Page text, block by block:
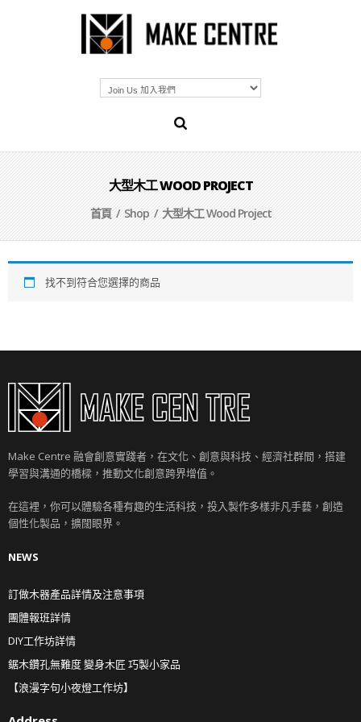
大型木工 WOOD PROJECT
首頁/ Shop/ 大型木工 Wood Project
找不到符合您選擇的商品
Make Centre 融會創意實踐者，在文化、創意與科技、經濟社群間，搭建
學習與溝通的橋樑，推動文化創意跨界增值。
在這裡，你可以體驗各種有趣的生活科技，投入製作多樣非凡手藝，創造
個性化製品，擴闊眼界。
NEWS
訂做木器產品詳情及注意事項
團體報班詳情
DIY工作坊詳情
鋸木鑽孔無難度 變身木匠 巧製小家品
【浪漫字句小夜燈工作坊】